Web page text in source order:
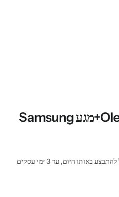
החלפת מסך Oled LCD+מגע Samsung
גלקסי J6 – החלפת מסך Oled יכול להתבצע באותו היום, עד 3 ימי עסקים